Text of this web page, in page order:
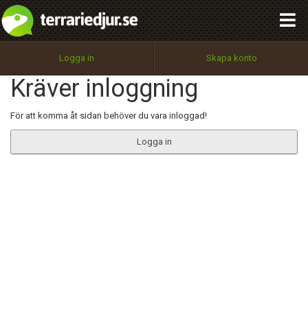
Logga in Skapa konto
Kräver inloggning
För att komma åt sidan behöver du vara inloggad!
Logga in
Utför
100%
OK
integritetspolicy
Namn:
Epost:
Begär nytt lösenord
Tillbaka till förstasidan